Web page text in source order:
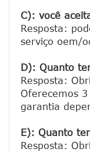
C): você
Resposta:
serviço oem/
D): Quanto
Resposta:
Oferecemos
garantia
E): Quanto
Resposta: